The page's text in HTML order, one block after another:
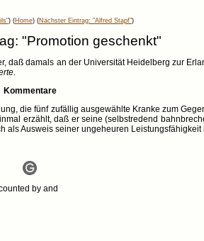
) (Home) (Nächster Eintrag: "Alfred Stapf")
"Promotion geschenkt"
daß damals an der Universität Heidelberg zur
.
Kommentare
die fünf zufällig ausgewählte Kranke zum
erzählt, daß er seine (selbstredend
Ausweis seiner ungeheuren
by and